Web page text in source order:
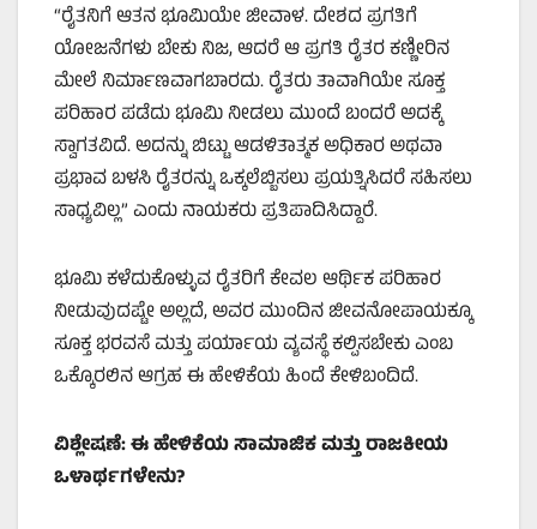
“ರೈತನಿಗೆ ಆತನ ಭೂಮಿಯೇ ಜೀವಾಳ. ದೇಶದ ಪ್ರಗತಿಗೆ
ಯೋಜನೆಗಳು ಬೇಕು ನಿಜ, ಆದರೆ ಆ ಪ್ರಗತಿ ರೈತರ ಕಣ್ಣೀರಿನ
ಮೇಲೆ ನಿರ್ಮಾಣವಾಗಬಾರದು. ರೈತರು ತಾವಾಗಿಯೇ ಸೂಕ್ತ
ಪರಿಹಾರ ಪಡೆದು ಭೂಮಿ ನೀಡಲು ಮುಂದೆ ಬಂದರೆ ಅದಕ್ಕೆ
ಸ್ವಾಗತವಿದೆ. ಅದನ್ನು ಬಿಟ್ಟು ಆಡಳಿತಾತ್ಮಕ ಅಧಿಕಾರ ಅಥವಾ
ಪ್ರಭಾವ ಬಳಸಿ ರೈತರನ್ನು ಒಕ್ಕಲೆಬ್ಬಿಸಲು ಪ್ರಯತ್ನಿಸಿದರೆ ಸಹಿಸಲು
ಸಾಧ್ಯವಿಲ್ಲ” ಎಂದು ನಾಯಕರು ಪ್ರತಿಪಾದಿಸಿದ್ದಾರೆ.
ಭೂಮಿ ಕಳೆದುಕೊಳ್ಳುವ ರೈತರಿಗೆ ಕೇವಲ ಆರ್ಥಿಕ ಪರಿಹಾರ
ನೀಡುವುದಷ್ಟೇ ಅಲ್ಲದೆ, ಅವರ ಮುಂದಿನ ಜೀವನೋಪಾಯಕ್ಕೂ
ಸೂಕ್ತ ಭರವಸೆ ಮತ್ತು ಪರ್ಯಾಯ ವ್ಯವಸ್ಥೆ ಕಲ್ಪಿಸಬೇಕು ಎಂಬ
ಒಕ್ಕೊರಲಿನ ಆಗ್ರಹ ಈ ಹೇಳಿಕೆಯ ಹಿಂದೆ ಕೇಳಿಬಂದಿದೆ.
ವಿಶ್ಲೇಷಣೆ: ಈ ಹೇಳಿಕೆಯ ಸಾಮಾಜಿಕ ಮತ್ತು ರಾಜಕೀಯ
ಒಳಾರ್ಥಗಳೇನು?